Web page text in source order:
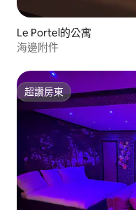
Le Portel的公寓
海邊附件
超讚房東
超讚房東